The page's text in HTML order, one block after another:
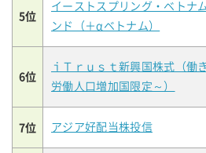
5位
イーストスプリング・ベトナ
ンド（＋αベトナム）
6位
ｉＴｒｕｓｔ新興国株式（働
労働人口増加国限定～）
7位 アジア好配当株投信